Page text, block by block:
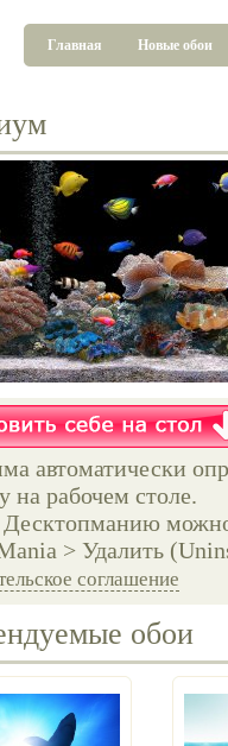
Главная Новые обои
автоматически
на рабочем столе.
Десктопманию
> Удалить
соглашение
обои